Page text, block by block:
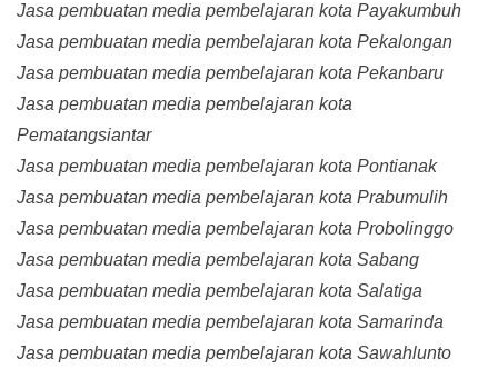
Jasa pembuatan media pembelajaran kota Payakumbuh
Jasa pembuatan media pembelajaran kota Pekalongan
Jasa pembuatan media pembelajaran kota Pekanbaru
Jasa pembuatan media pembelajaran kota
Pematangsiantar
Jasa pembuatan media pembelajaran kota Pontianak
Jasa pembuatan media pembelajaran kota Prabumulih
Jasa pembuatan media pembelajaran kota Probolinggo
Jasa pembuatan media pembelajaran kota Sabang
Jasa pembuatan media pembelajaran kota Salatiga
Jasa pembuatan media pembelajaran kota Samarinda
Jasa pembuatan media pembelajaran kota Sawahlunto